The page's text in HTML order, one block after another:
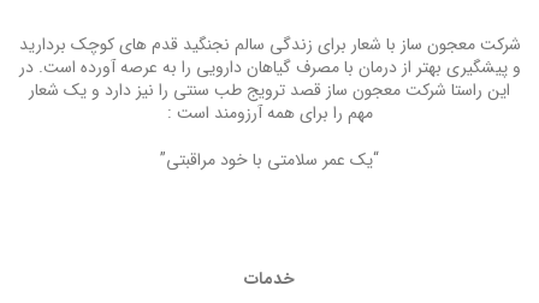
شرکت معجون ساز با شعار برای زندگی سالم نجنگید قدم های کوچک بردارید
و پیشگیری بهتر از درمان با مصرف گیاهان دارویی را به عرصه آورده است. در
این راستا شرکت معجون ساز قصد ترویج طب سنتی را نیز دارد و یک شعار
مهم را برای همه آرزومند است :
“یک عمر سلامتی با خود مراقبتی”
خدمات